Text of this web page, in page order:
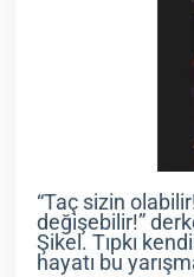
“Taç sizin
değişebilir!”
Şikel. Tıpkı
hayatı bu